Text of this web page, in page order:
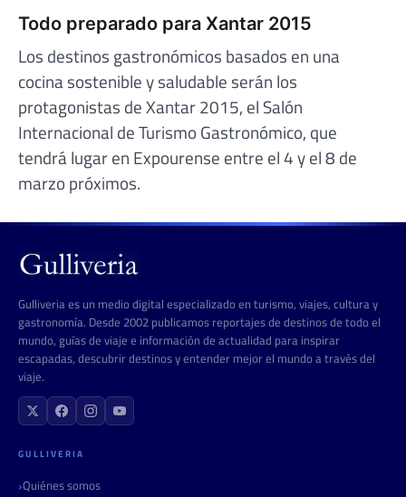
Todo preparado para Xantar 2015
Los destinos gastronómicos basados en una
cocina sostenible y saludable serán los
protagonistas de Xantar 2015, el Salón
Internacional de Turismo Gastronómico, que
tendrá lugar en Expourense entre el 4 y el 8 de
marzo próximos.
Gulliveria es un medio digital especializado en turismo, viajes, cultura y
gastronomía. Desde 2002 publicamos reportajes de destinos de todo el
mundo, guías de viaje e información de actualidad para inspirar
escapadas, descubrir destinos y entender mejor el mundo a través del
viaje.
GULLIVERIA
Quiénes somos